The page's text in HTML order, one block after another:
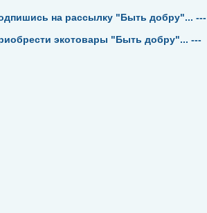
на рассылку "Быть добру"... ---
экотовары "Быть добру"... ---